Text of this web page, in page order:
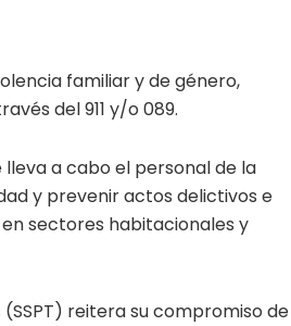
familiar y de género,
del 911 y/o 089.
a cabo el personal de la
y prevenir actos delictivos e
sectores habitacionales y
reitera su compromiso de